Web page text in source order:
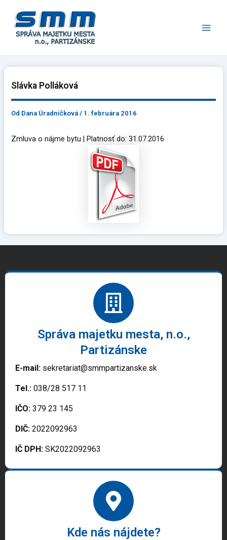
obsah
Slávka Polláková
Od Dana Úradníčková/ 1. februára 2016
Zmluva o nájme bytu | Platnosť do: 31.07.2016
Správa majetku mesta, n.o.,
Partizánske
E-mail: sekretariat@smmpartizanske.sk
Tel.: 038/28 517 11
IČO: 379 23 145
DIČ: 2022092963
IČ DPH: SK2022092963
Kde nás nájdete?